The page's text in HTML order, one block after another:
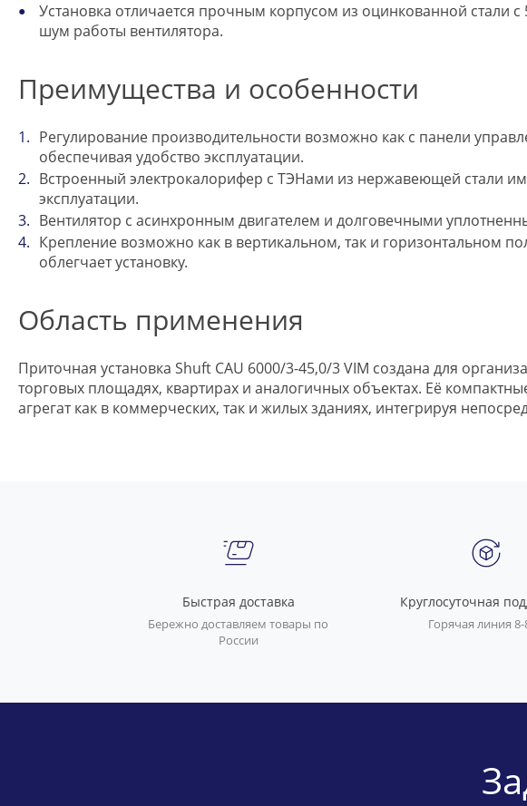
Установка отличается прочным корпусом из оцинкованной стали
шум работы вентилятора.
Преимущества и особенности
Регулирование производительности возможно как с панели
обеспечивая удобство эксплуатации.
Встроенный электрокалорифер с ТЭНами из нержавеющей стали
эксплуатации.
Вентилятор с асинхронным двигателем и долговечными
Крепление возможно как в вертикальном, так и горизонтальном
облегчает установку.
Область применения
Приточная установка Shuft CAU 6000/3-45,0/3 VIM создана для
торговых площадях, квартирах и аналогичных объектах. Её
агрегат как в коммерческих, так и жилых зданиях, интегрируя
Быстрая доставка
Бережно доставляем товары по
России
Круглосуточная
Горячая линия 8-